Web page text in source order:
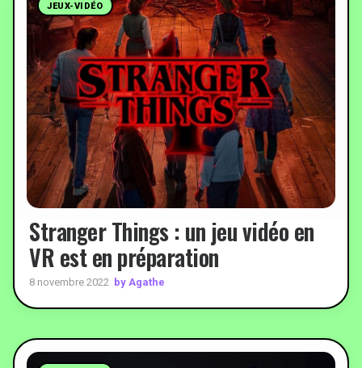
JEUX-VIDÉO
Stranger Things : un jeu vidéo en
VR est en préparation
8 novembre 2022 by Agathe